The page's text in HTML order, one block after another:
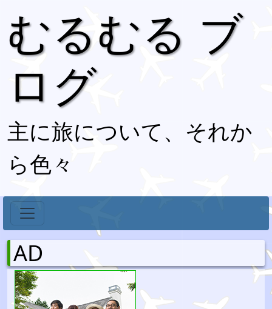
むるむる ブ
ログ
主に旅について、それか
ら色々
AD